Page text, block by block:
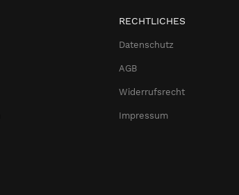
RECHTLICHES
Datenschutz
AGB
Widerrufsrecht
Impressum